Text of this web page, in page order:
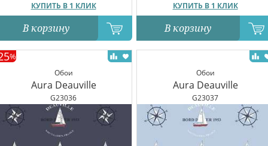
КУПИТЬ В 1 КЛИК
В корзину
КУПИТЬ В 1 КЛИК
В корзину
Обои
Aura Deauville
G23036
%
Обои
Aura Deauville
G23037